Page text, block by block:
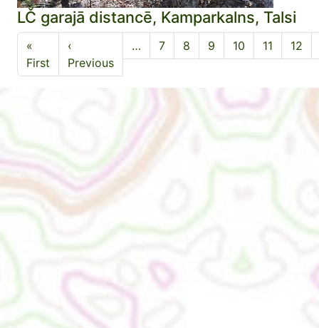
LČ garajā distancē, Kamparkalns, Talsi
Pagination
«
First First page
‹
PreviousPrevious page
… 7 8 9 10 11 12